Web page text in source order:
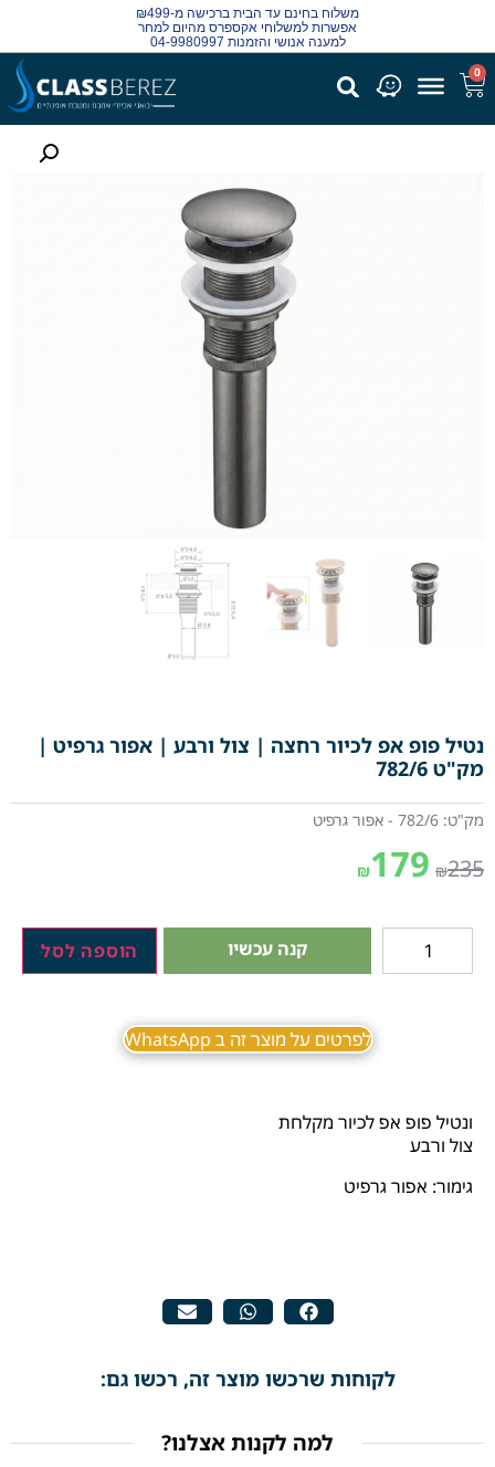
משלוח בחינם עד הבית ברכישה מ-₪499
אפשרות למשלוחי אקספרס מהיום למחר
למענה אנושי והזמנות 04-9980997
0
נטיל פופ אפ לכיור רחצה | צול ורבע | אפור גרפיט |
מק"ט 782/6
מק"ט: 782/6 - אפור גרפיט
₪235
₪179
קנה עכשיו הוספה לסל
לפרטים על מוצר זה ב WhatsApp
ונטיל פופ אפ לכיור מקלחת
צול ורבע
גימור: אפור גרפיט
לקוחות שרכשו מוצר זה, רכשו גם:
למה לקנות אצלנו?